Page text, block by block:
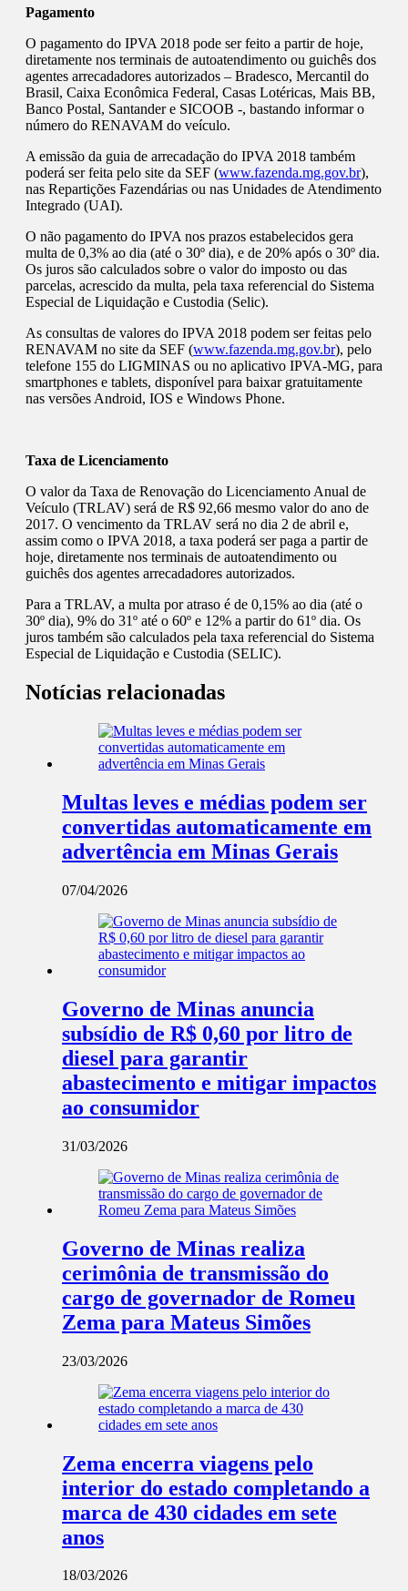
Pagamento
O pagamento do IPVA 2018 pode ser feito a partir de hoje,
diretamente nos terminais de autoatendimento ou guichês dos
agentes arrecadadores autorizados – Bradesco, Mercantil do
Brasil, Caixa Econômica Federal, Casas Lotéricas, Mais BB,
Banco Postal, Santander e SICOOB -, bastando informar o
número do RENAVAM do veículo.
A emissão da guia de arrecadação do IPVA 2018 também
poderá ser feita pelo site da SEF (www.fazenda.mg.gov.br),
nas Repartições Fazendárias ou nas Unidades de Atendimento
Integrado (UAI).
O não pagamento do IPVA nos prazos estabelecidos gera
multa de 0,3% ao dia (até o 30º dia), e de 20% após o 30º dia.
Os juros são calculados sobre o valor do imposto ou das
parcelas, acrescido da multa, pela taxa referencial do Sistema
Especial de Liquidação e Custodia (Selic).
As consultas de valores do IPVA 2018 podem ser feitas pelo
RENAVAM no site da SEF (www.fazenda.mg.gov.br), pelo
telefone 155 do LIGMINAS ou no aplicativo IPVA-MG, para
smartphones e tablets, disponível para baixar gratuitamente
nas versões Android, IOS e Windows Phone.
Taxa de Licenciamento
O valor da Taxa de Renovação do Licenciamento Anual de
Veículo (TRLAV) será de R$ 92,66 mesmo valor do ano de
2017. O vencimento da TRLAV será no dia 2 de abril e,
assim como o IPVA 2018, a taxa poderá ser paga a partir de
hoje, diretamente nos terminais de autoatendimento ou
guichês dos agentes arrecadadores autorizados.
Para a TRLAV, a multa por atraso é de 0,15% ao dia (até o
30º dia), 9% do 31º até o 60º e 12% a partir do 61º dia. Os
juros também são calculados pela taxa referencial do Sistema
Especial de Liquidação e Custodia (SELIC).
Notícias relacionadas
Multas leves e médias podem ser
convertidas automaticamente em
advertência em Minas Gerais
07/04/2026
Governo de Minas anuncia
subsídio de R$ 0,60 por litro de
diesel para garantir
abastecimento e mitigar impactos
ao consumidor
31/03/2026
Governo de Minas realiza
cerimônia de transmissão do
cargo de governador de Romeu
Zema para Mateus Simões
23/03/2026
Zema encerra viagens pelo
interior do estado completando a
marca de 430 cidades em sete
anos
18/03/2026